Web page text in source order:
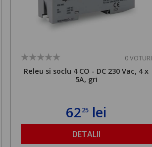
0 VOTURI
Releu si soclu 4 CO - DC 230 Vac, 4 x
5A, gri
6225 lei
DETALII